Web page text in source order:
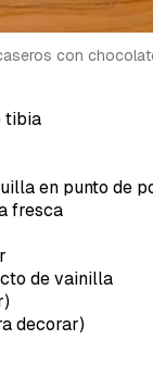
con
tibia
en punto de
fresca
de vainilla
decorar)